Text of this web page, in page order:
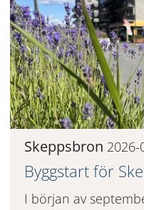
Skeppsbron 2026-
Byggstart för
I början av